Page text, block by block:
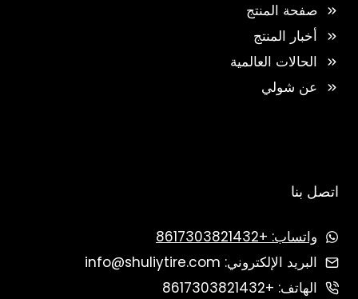
صفحة المنتج
أخبار المنتج
الحالات العالمية
عن شولي
اتصل بنا
واتساب: +8617303821432
البريد الإلكتروني: info@shuliytire.com
الهاتف: +8617303821432